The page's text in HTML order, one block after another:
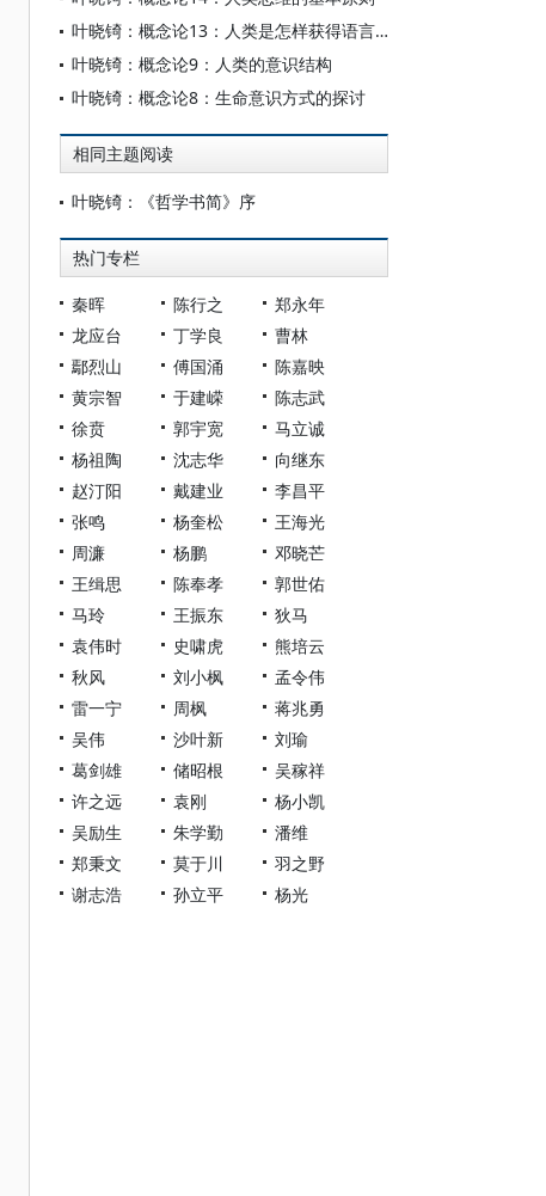
叶晓锜：概念论13：人类是怎样获得语言能力的
叶晓锜：概念论9：人类的意识结构
叶晓锜：概念论8：生命意识方式的探讨
相同主题阅读
叶晓锜：《哲学书简》序
热门专栏
秦晖 陈行之
郑永年
龙应台
丁学良
曹林
鄢烈山
傅国涌
陈嘉映
黄宗智
于建嵘
陈志武
徐贲
郭宇宽
马立诚
杨祖陶
沈志华
向继东
赵汀阳
戴建业
李昌平
张鸣
杨奎松
王海光
周濂
杨鹏
邓晓芒
王缉思
陈奉孝
郭世佑
马玲
王振东
狄马
袁伟时
史啸虎
熊培云
秋风
刘小枫
孟令伟
雷一宁
周枫
蒋兆勇
吴伟
沙叶新
刘瑜
葛剑雄
储昭根
吴稼祥
许之远
袁刚
杨小凯
吴励生
朱学勤
潘维
郑秉文
莫于川
羽之野
谢志浩
孙立平 杨光